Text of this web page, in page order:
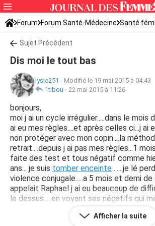
Forum Forum Santé-Médecine Santé
Tomber enceinte
Sujet Précédent
Dis moi le tout bas
lysie251 - Modifié le 19 mai 2015 à 04:43
1tibou - 22 mai 2015 à 11:26
bonjours,
moi j ai un cycle irrégulier.....dans le mois
ai eu mes règles....et après celles ci...j ai
non protéger avec mon copin....la
retrait....depuis j ai pas mes règles...1
faite des test et tous négatif comme
ans... je suis tomber enceinte ......je lé
violence conjugale.....a 5 mois et demi de
appelait Raphael j ai eu beaucoup de
le dessus.....en voyant ses négatifs qui
lui (Raphael) est demander de m aider et
je prend depuis toujours c est lAfficher la suite